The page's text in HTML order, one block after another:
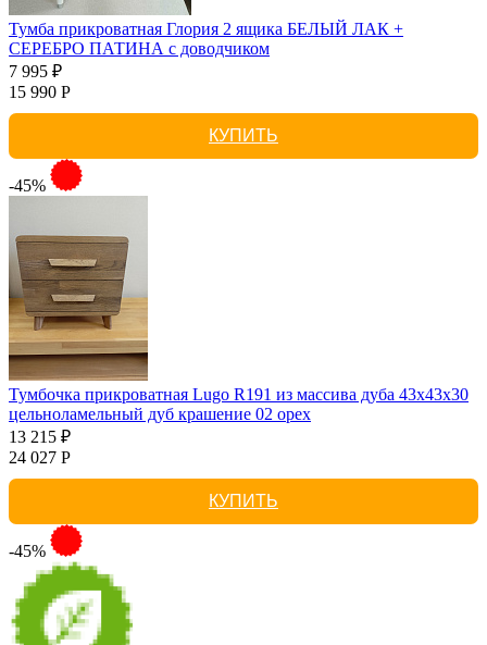
Тумба прикроватная Глория 2 ящика БЕЛЫЙ ЛАК +
СЕРЕБРО ПАТИНА с доводчиком
7 995 ₽
15 990 Р
КУПИТЬ
-45%
Тумбочка прикроватная Lugo R191 из массива дуба 43х43х30
цельноламельный дуб крашение 02 орех
13 215 ₽
24 027 Р
КУПИТЬ
-45%